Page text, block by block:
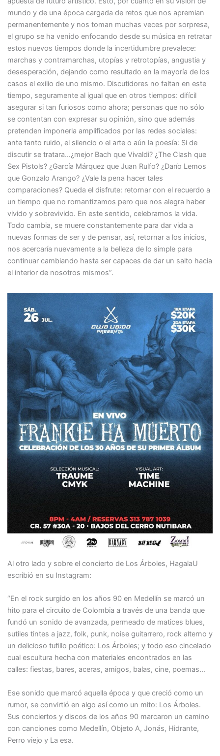
mundo y de una época cargada de retos que nos apremian
permanentemente y nos toman muchas veces por sorpresa,
el grupo se ha venido enfocando desde su música en retratar
estos nuevos tiempos donde la incertidumbre prevalece:
marchas y contramarchas, utopías y retrotopías, angustia y
desesperación, dejando como resultado en la mayoría de los
casos el exilio de uno mismo. Discutidores no faltan en este
tiempo, seguramente al igual que en otros tiempos: difícil
asegurar si tan furiosos como ahora; personas que no sólo
se contentan con expresar su opinión, sino que además
pretenden imponerla amplificados por las redes sociales:
ante tanto ruido, el silencio o el arte o aún la poesía: Si de
discutir se tratara…¿mejor Bach que Vivaldi? ¿The Clash que
Sex Pistols? ¿García Márquez que Juan Rulfo? ¿Darío Lemos
que Gonzalo Arango? ¿Vale la pena hacer tales
comparaciones? Queda el disfrute: retornar con el recuerdo a
un tiempo que no romantizamos pero que nos alegra haber
vivido y sobrevivido. En este sentido, celebramos la vida.
Todo cambia, se muere constantemente para dar vida a
nuevas formas de ser y de pensar, así, retornar a los inicios,
nos acercaría nuevamente a la belleza de lo simple para
continuar cambiando hasta ser capaces de dar un salto hacia
el interior de nosotros mismos”.
Al otro lado y sobre el concierto de Los Árboles, HagalaU
escribió en su Instagram:
“En el rock surgido en los años 90 en Medellín se marcó un
hito para el circuito de Colombia a través de una banda que
fundó un sonido de avanzada, permeado de matices blues,
sutiles tintes a jazz, folk, punk, noise guitarrero, rock alterno y
un delicioso tufillo poético: Los Árboles; y todo eso cincelado
cual escultura hecha con materiales encontrados en las
calles: fiestas, bares, aceras, amigos, balas, cine, poemas…
Ese sonido que marcó aquella época y que creció como un
rumor, se convirtió en algo así como un mito: Los Árboles.
Sus conciertos y discos de los años 90 marcaron un camino
con canciones como Medellín, Objeto A, Jonás, Hidrante,
Perro viejo y La esa.